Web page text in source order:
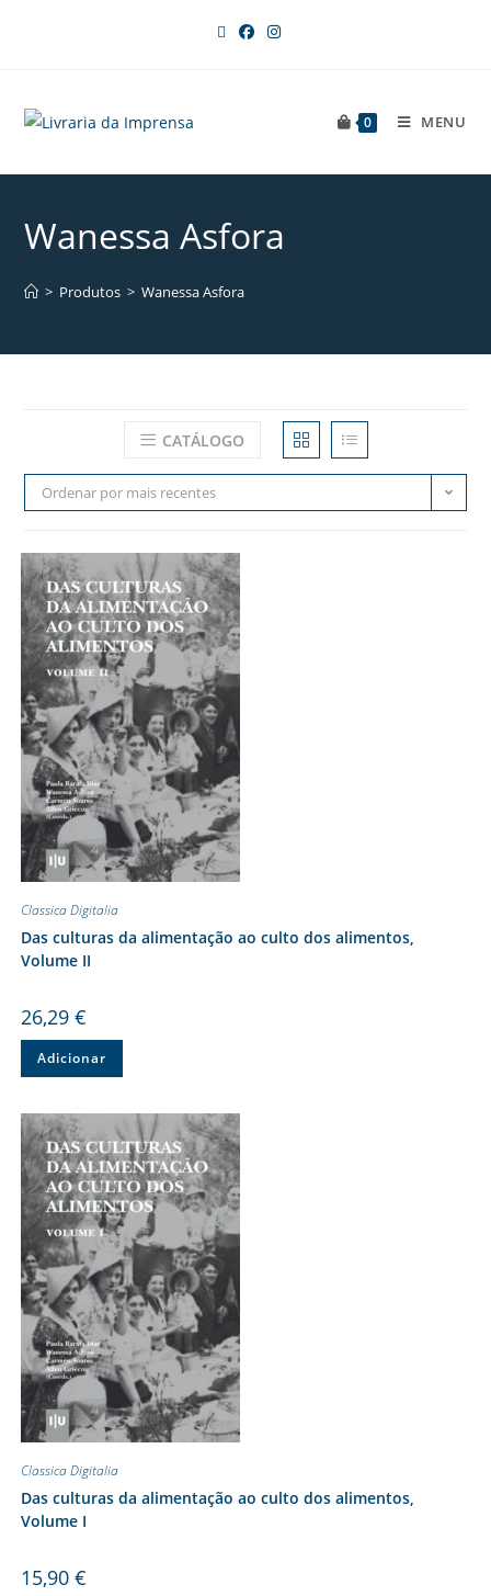
0 MENU
Wanessa Asfora
> Produtos > Wanessa Asfora
CATÁLOGO
Ordenar por mais recentes
Classica Digitalia
Das culturas da alimentação ao culto dos alimentos,
Volume II
26,29 €
Adicionar
Classica Digitalia
Das culturas da alimentação ao culto dos alimentos,
Volume I
15,90 €